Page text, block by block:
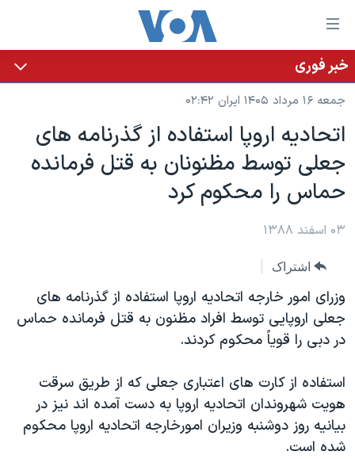
لینکهای
قابل
دسترسی
جهش
محتوای
اصلی
جهش
صفحه
جهش
جستجو
خانه
نسخه سبک وب‌سایت
موضوع ها
ایران
آمریکا
جهان
ویژه برنامه‌ها
ویدیوها
حقوق شهروندی
اقتصادی
برنامه های تلویزیونی
جدول برنامه ها
صفحه‌های ویژه
۲۵۰سالگی آمریکا
بایگانی برنامه‌های تلویزیونی
انتخابات ریاست جمهوری آمریکا ۲۰۲۴
حمله جمهوری اسلامی به اسرائیل
فرکانس‌های صدای آمریکا
یادگیری زبان انگلیسی
خبر فوری
جمعه ۱۶ مرداد ۱۴۰۵ ایران ۰۲:۴۲
اتحادیه اروپا استفاده از گذرنامه های
جعلی توسط مظنونان به قتل فرمانده
حماس را محکوم کرد
۰۳ اسفند ۱۳۸۸
اشتراک
وزرای امور خارجه اتحادیه اروپا استفاده از گذرنامه های
جعلی اروپایی توسط افراد مظنون به قتل فرمانده حماس
در دبی را قویاً محکوم کردند.
استفاده از کارت های اعتباری جعلی که از طریق سرقت
هویت شهروندان اتحادیه اروپا به دست آمده اند نیز در
بیانیه روز دوشنبه وزیران امورخارجه اتحادیه اروپا محکوم
شده است.